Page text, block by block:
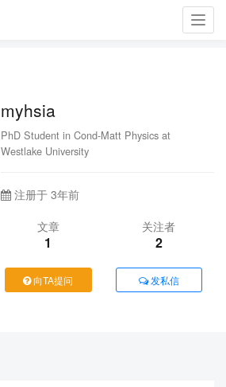
myhsia
PhD Student in Cond-Matt Physics at
Westlake University
注册于 3年前
文章
1
关注者
2
向TA提问 发私信